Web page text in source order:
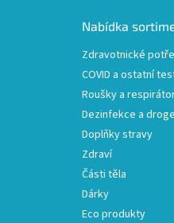
Nabídka
Zdravotnické
COVID a ostatní
Roušky a
Dezinfekce a
Doplňky stravy
Zdraví
Části těla
Dárky
Eco produkty